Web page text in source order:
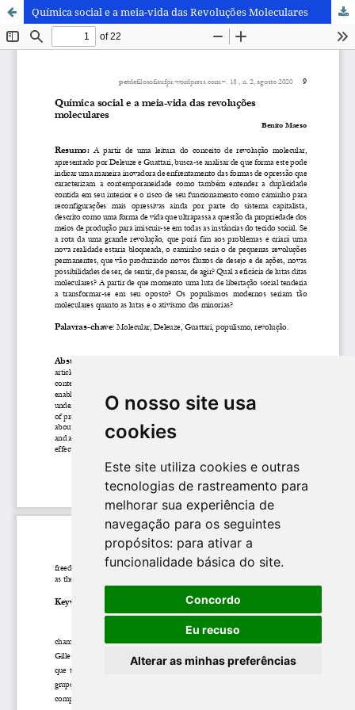
O nosso site usa
cookies
Este site utiliza cookies e outras
tecnologias de rastreamento para
melhorar sua experiência de
navegação para os seguintes
propósitos: para ativar a
funcionalidade básica do site.
Concordo
Eu recuso
Alterar as minhas preferências
Química social e a meia-vida das Revoluções Moleculares